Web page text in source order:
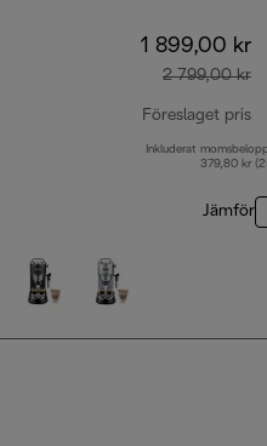
1 899,00 kr
2 799,00 kr
Föreslaget pris
Inkluderat
379,80 kr
Jämför